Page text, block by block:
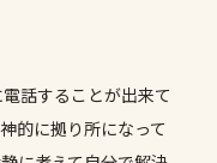
話することが出来て
的に拠り所になって